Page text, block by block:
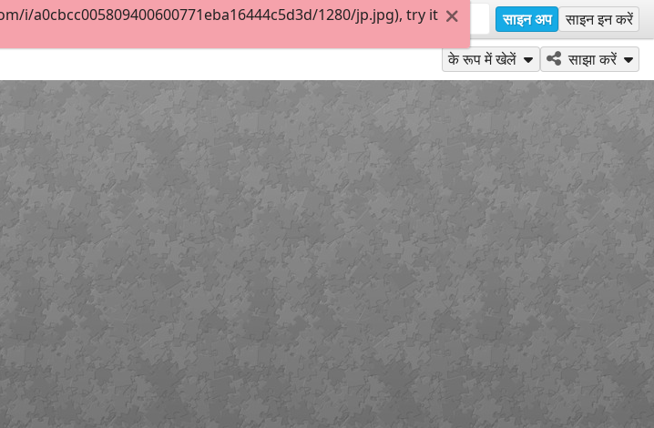
साइन अप साइन इन करें
के रूप में खेलें साझा करें
i/a0cbcc005809400600771eba16444c5d3d/1280/jp.jpg), try it